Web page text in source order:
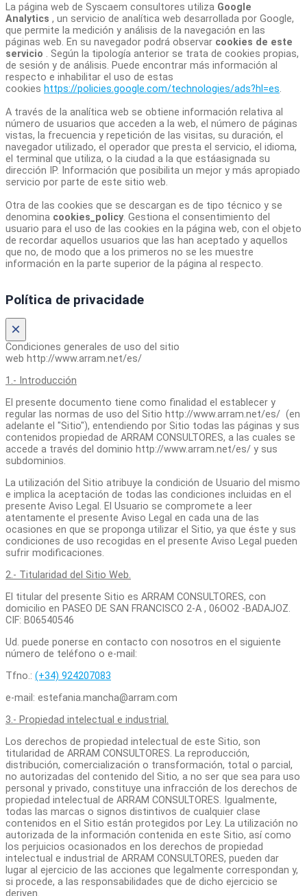
La página web de Syscaem consultores utiliza Google
Analytics , un servicio de analítica web desarrollada por Google,
que permite la medición y análisis de la navegación en las
páginas web. En su navegador podrá observar cookies de este
servicio . Según la tipología anterior se trata de cookies propias,
de sesión y de análisis. Puede encontrar más información al
respecto e inhabilitar el uso de estas
cookies https://policies.google.com/technologies/ads?hl=es.
A través de la analítica web se obtiene información relativa al
número de usuarios que acceden a la web, el número de páginas
vistas, la frecuencia y repetición de las visitas, su duración, el
navegador utilizado, el operador que presta el servicio, el idioma,
el terminal que utiliza, o la ciudad a la que estáasignada su
dirección IP. Información que posibilita un mejor y más apropiado
servicio por parte de este sitio web.
Otra de las cookies que se descargan es de tipo técnico y se
denomina cookies_policy. Gestiona el consentimiento del
usuario para el uso de las cookies en la página web, con el objeto
de recordar aquellos usuarios que las han aceptado y aquellos
que no, de modo que a los primeros no se les muestre
información en la parte superior de la página al respecto.
Política de privacidade
×
Condiciones generales de uso del sitio
web http://www.arram.net/es/
1.- Introducción
El presente documento tiene como finalidad el establecer y
regular las normas de uso del Sitio http://www.arram.net/es/ (en
adelante el "Sitio"), entendiendo por Sitio todas las páginas y sus
contenidos propiedad de ARRAM CONSULTORES, a las cuales se
accede a través del dominio http://www.arram.net/es/ y sus
subdominios.
La utilización del Sitio atribuye la condición de Usuario del mismo
e implica la aceptación de todas las condiciones incluidas en el
presente Aviso Legal. El Usuario se compromete a leer
atentamente el presente Aviso Legal en cada una de las
ocasiones en que se proponga utilizar el Sitio, ya que éste y sus
condiciones de uso recogidas en el presente Aviso Legal pueden
sufrir modificaciones.
2.- Titularidad del Sitio Web.
El titular del presente Sitio es ARRAM CONSULTORES, con
domicilio en PASEO DE SAN FRANCISCO 2-A , 06OO2 -BADAJOZ.
CIF: B06540546
Ud. puede ponerse en contacto con nosotros en el siguiente
número de teléfono o e-mail:
Tfno.: (+34) 924207083
e-mail: estefania.mancha@arram.com
3.- Propiedad intelectual e industrial.
Los derechos de propiedad intelectual de este Sitio, son
titularidad de ARRAM CONSULTORES. La reproducción,
distribución, comercialización o transformación, total o parcial,
no autorizadas del contenido del Sitio, a no ser que sea para uso
personal y privado, constituye una infracción de los derechos de
propiedad intelectual de ARRAM CONSULTORES. Igualmente,
todas las marcas o signos distintivos de cualquier clase
contenidos en el Sitio están protegidos por Ley. La utilización no
autorizada de la información contenida en este Sitio, así como
los perjuicios ocasionados en los derechos de propiedad
intelectual e industrial de ARRAM CONSULTORES, pueden dar
lugar al ejercicio de las acciones que legalmente correspondan y,
si procede, a las responsabilidades que de dicho ejercicio se
deriven.